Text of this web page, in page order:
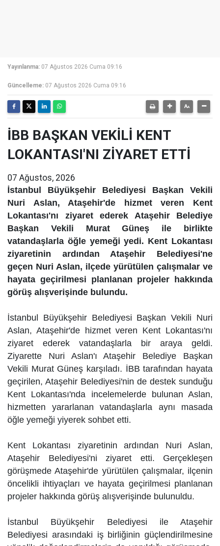
Yayınlanma: 07 Ağustos 2026 Cuma 09:16
Güncelleme: 07 Ağustos 2026 Cuma 09:16
İBB BAŞKAN VEKİLİ KENT
LOKANTASI'NI ZİYARET ETTİ
07 Ağustos, 2026
İstanbul Büyükşehir Belediyesi Başkan Vekili
Nuri Aslan, Ataşehir'de hizmet veren Kent
Lokantası'nı ziyaret ederek Ataşehir Belediye
Başkan Vekili Murat Güneş ile birlikte
vatandaşlarla öğle yemeği yedi. Kent Lokantası
ziyaretinin ardından Ataşehir Belediyesi'ne
geçen Nuri Aslan, ilçede yürütülen çalışmalar ve
hayata geçirilmesi planlanan projeler hakkında
görüş alışverişinde bulundu.
İstanbul Büyükşehir Belediyesi Başkan Vekili Nuri
Aslan, Ataşehir'de hizmet veren Kent Lokantası'nı
ziyaret ederek vatandaşlarla bir araya geldi.
Ziyarette Nuri Aslan'ı Ataşehir Belediye Başkan
Vekili Murat Güneş karşıladı. İBB tarafından hayata
geçirilen, Ataşehir Belediyesi'nin de destek sunduğu
Kent Lokantası'nda incelemelerde bulunan Aslan,
hizmetten yararlanan vatandaşlarla aynı masada
öğle yemeği yiyerek sohbet etti.
Kent Lokantası ziyaretinin ardından Nuri Aslan,
Ataşehir Belediyesi'ni ziyaret etti. Gerçekleşen
görüşmede Ataşehir'de yürütülen çalışmalar, ilçenin
öncelikli ihtiyaçları ve hayata geçirilmesi planlanan
projeler hakkında görüş alışverişinde bulunuldu.
İstanbul Büyükşehir Belediyesi ile Ataşehir
Belediyesi arasındaki iş birliğinin güçlendirilmesine